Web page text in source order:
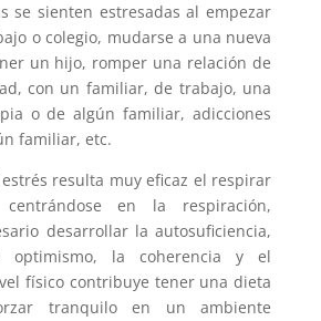
se sienten estresadas al empezar
o colegio, mudarse a una nueva
un hijo, romper una relación de
con un familiar, de trabajo, una
o de algún familiar, adicciones
familiar, etc.
resulta muy eficaz el respirar
centrándose en la respiración,
desarrollar la autosuficiencia,
optimismo, la coherencia y el
físico contribuye tener una dieta
tranquilo en un ambiente